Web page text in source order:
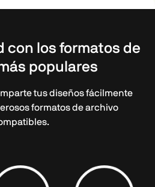
con los formatos de
populares
tus diseños fácilmente
formatos de archivo